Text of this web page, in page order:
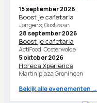
15 september 2026
Boost je cafetaria
Jongens, Oostzaan
28 september 2026
Boost je cafetaria
ActiFood, Oosterwolde
5 oktober 2026
Horeca Xperience
Martiniplaza Groningen
Bekijk alle evenementen →